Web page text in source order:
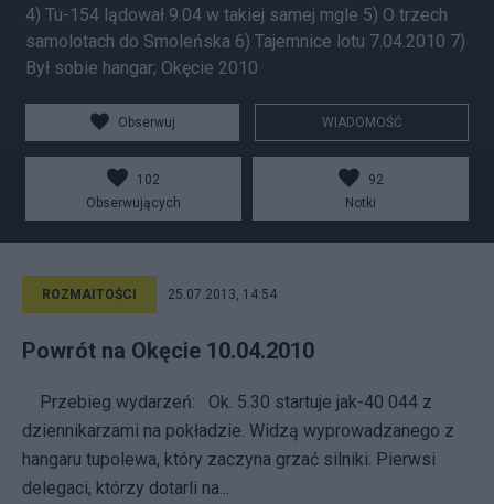
4) Tu-154 lądował 9.04 w takiej samej mgle 5) O trzech
samolotach do Smoleńska 6) Tajemnice lotu 7.04.2010 7)
Był sobie hangar; Okęcie 2010
Obserwuj WIADOMOŚĆ
102
Obserwujących
92
Notki
ROZMAITOŚCI 25.07.2013, 14:54
Powrót na Okęcie 10.04.2010
Przebieg wydarzeń: Ok. 5.30 startuje jak-40 044 z
dziennikarzami na pokładzie. Widzą wyprowadzanego z
hangaru tupolewa, który zaczyna grzać silniki. Pierwsi
delegaci, którzy dotarli na...